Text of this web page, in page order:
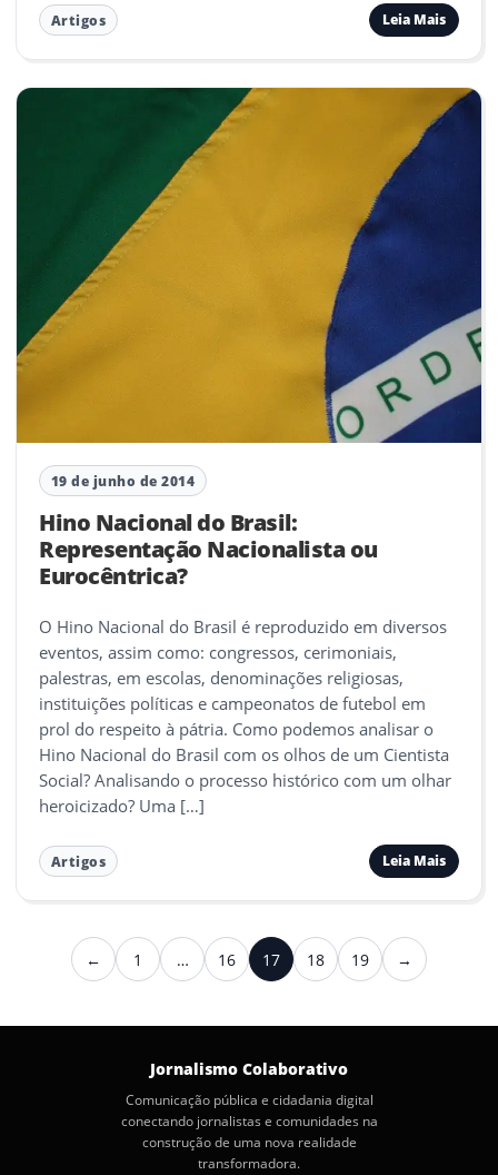
Artigos Leia Mais
19 de junho de 2014
Hino Nacional do Brasil:
Representação Nacionalista ou
Eurocêntrica?
O Hino Nacional do Brasil é reproduzido em diversos
eventos, assim como: congressos, cerimoniais,
palestras, em escolas, denominações religiosas,
instituições políticas e campeonatos de futebol em
prol do respeito à pátria. Como podemos analisar o
Hino Nacional do Brasil com os olhos de um Cientista
Social? Analisando o processo histórico com um olhar
heroicizado? Uma […]
Artigos Leia Mais
Paginação
←Anterior
1 … 16 17 18 19 →Próximo
Jornalismo Colaborativo
Comunicação pública e cidadania digital
conectando jornalistas e comunidades na
construção de uma nova realidade
transformadora.